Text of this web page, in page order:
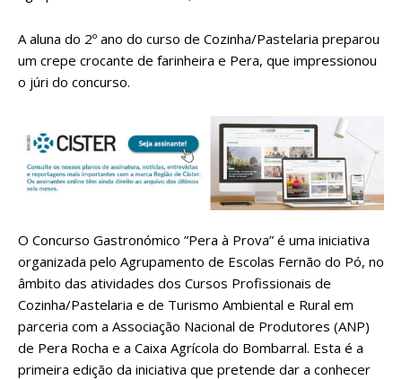
A aluna do 2º ano do curso de Cozinha/Pastelaria preparou
um crepe crocante de farinheira e Pera, que impressionou
o júri do concurso.
O Concurso Gastronómico ”Pera à Prova” é uma iniciativa
organizada pelo Agrupamento de Escolas Fernão do Pó, no
âmbito das atividades dos Cursos Profissionais de
Cozinha/Pastelaria e de Turismo Ambiental e Rural em
parceria com a Associação Nacional de Produtores (ANP)
de Pera Rocha e a Caixa Agrícola do Bombarral. Esta é a
primeira edição da iniciativa que pretende dar a conhecer